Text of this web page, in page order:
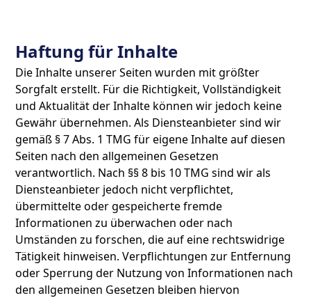
Haftung für Inhalte
Die Inhalte unserer Seiten wurden mit größter
Sorgfalt erstellt. Für die Richtigkeit, Vollständigkeit
und Aktualität der Inhalte können wir jedoch keine
Gewähr übernehmen. Als Diensteanbieter sind wir
gemäß § 7 Abs. 1 TMG für eigene Inhalte auf diesen
Seiten nach den allgemeinen Gesetzen
verantwortlich. Nach §§ 8 bis 10 TMG sind wir als
Diensteanbieter jedoch nicht verpflichtet,
übermittelte oder gespeicherte fremde
Informationen zu überwachen oder nach
Umständen zu forschen, die auf eine rechtswidrige
Tätigkeit hinweisen. Verpflichtungen zur Entfernung
oder Sperrung der Nutzung von Informationen nach
den allgemeinen Gesetzen bleiben hiervon